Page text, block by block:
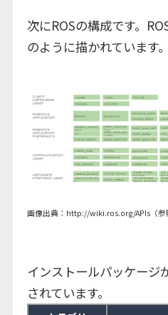
次にROSの構成です。
のように描かれています。
画像出典： http://wiki.ros.org/APIs（参
インストールパッケージ
されています。